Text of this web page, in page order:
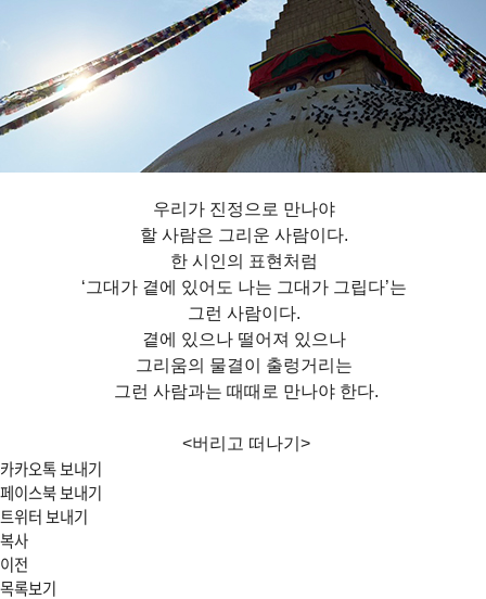
우리가 진정으로 만나야
할 사람은 그리운 사람이다.
한 시인의 표현처럼
‘그대가 곁에 있어도 나는 그대가 그립다’는
그런 사람이다.
곁에 있으나 떨어져 있으나
그리움의 물결이 출렁거리는
그런 사람과는 때때로 만나야 한다.
<버리고 떠나기>
카카오톡 보내기
페이스북 보내기
트위터 보내기
복사
이전
목록보기